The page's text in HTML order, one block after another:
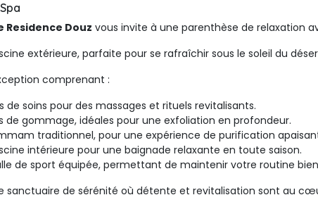
Residence Douz vous invite à une parenthèse de relaxation
extérieure, parfaite pour se rafraîchir sous le soleil du
comprenant :
de soins pour des massages et rituels revitalisants.
de gommage, idéales pour une exfoliation en profondeur.
traditionnel, pour une expérience de purification
intérieure pour une baignade relaxante en toute saison.
de sport équipée, permettant de maintenir votre routine
sanctuaire de sérénité où détente et revitalisation sont au